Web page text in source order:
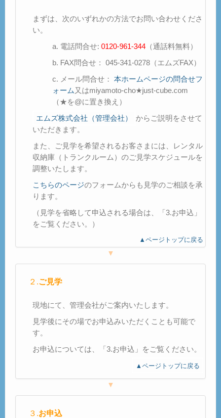
交通アクセス
会社案内
お問合せ
– Query –
まずは、次のいずれかの方法でお問い合わせくださ
い。
a. 電話問合せ: 0120-961-344 （通話料無料）
b. FAX問合せ： 045-341-0278（エムズFAX）
c. メール問合せ： 本ホームページの問合せフ
ォーム 又はmiyamoto-cho★just-cube.com
（★を@に置き換え）
エムズ株式会社（管理会社）
からご説明をさせて
いただきます。
また、ご見学を希望されるお客さまには、レンタル
収納庫（トランクルーム）のご見学スケジュールを
調整いたします。
こちらのページのフォームからも見学のご相談を承
ります。
（見学を省略して申込される場合は、「3.お申込」
をご覧ください。）
▲ページトップに戻る
▼
２.ご見学
現地にて、管理会社がご案内いたします。
見学後にその場でお申込みいただくことも可能で
す。
お申込については、「3.お申込」をご覧ください。
▲ページトップに戻る
▼
３.お申込